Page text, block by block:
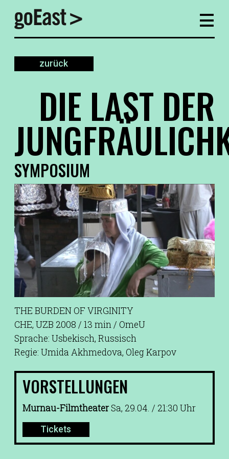
zurück
DIE LAST DER
SYMPOSIUM
THE BURDEN OF VIRGINITY
CHE, UZB 2008 / 13 min / OmeU
Sprache: Usbekisch, Russisch
Regie: Umida Akhmedova, Oleg Karpov
VORSTELLUNGEN
Murnau-FilmtheaterSa, 29.04. / 21:30 Uhr
Tickets